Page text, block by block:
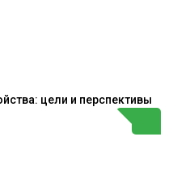
цели и перспективы